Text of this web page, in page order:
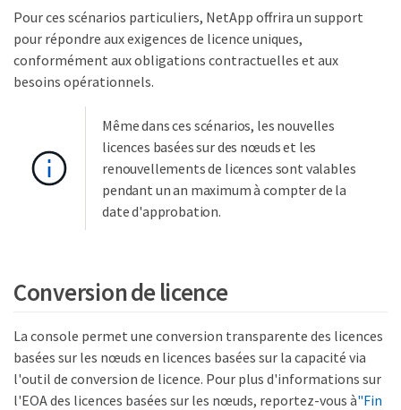
Pour ces scénarios particuliers, NetApp offrira un support
pour répondre aux exigences de licence uniques,
conformément aux obligations contractuelles et aux
besoins opérationnels.
Même dans ces scénarios, les nouvelles
licences basées sur des nœuds et les
renouvellements de licences sont valables
pendant un an maximum à compter de la
date d'approbation.
Conversion de licence
La console permet une conversion transparente des licences
basées sur les nœuds en licences basées sur la capacité via
l'outil de conversion de licence. Pour plus d'informations sur
l'EOA des licences basées sur les nœuds, reportez-vous à"Fin